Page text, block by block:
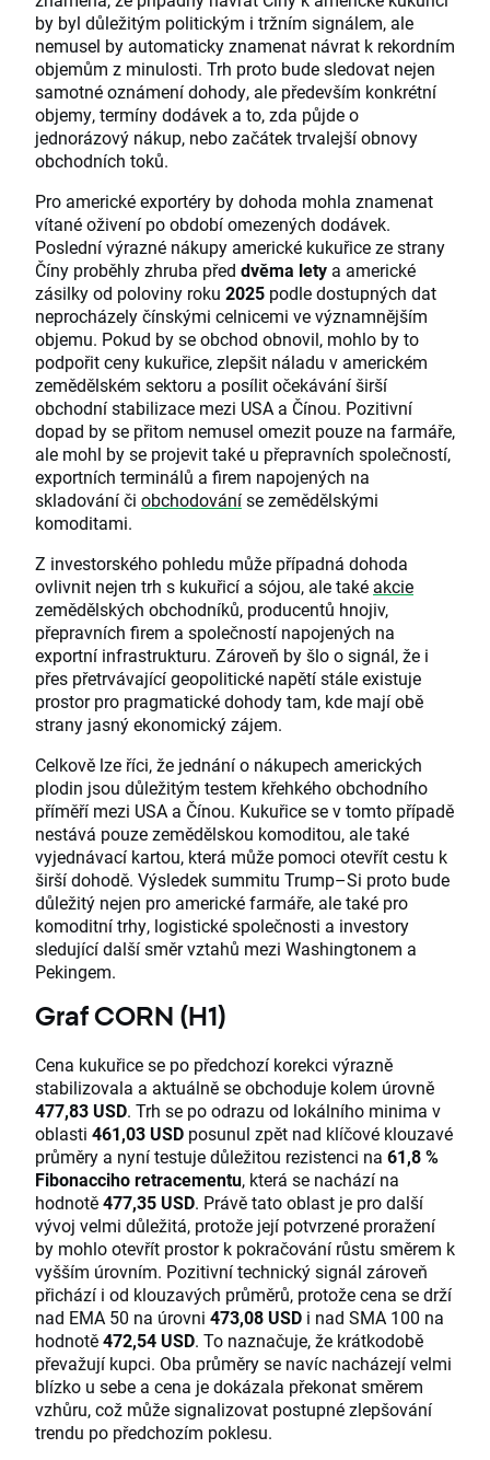
by byl důležitým politickým i tržním signálem, ale
nemusel by automaticky znamenat návrat k rekordním
objemům z minulosti. Trh proto bude sledovat nejen
samotné oznámení dohody, ale především konkrétní
objemy, termíny dodávek a to, zda půjde o
jednorázový nákup, nebo začátek trvalejší obnovy
obchodních toků.
Pro americké exportéry by dohoda mohla znamenat
vítané oživení po období omezených dodávek.
Poslední výrazné nákupy americké kukuřice ze strany
Číny proběhly zhruba před dvěma lety a americké
zásilky od poloviny roku 2025 podle dostupných dat
neprocházely čínskými celnicemi ve významnějším
objemu. Pokud by se obchod obnovil, mohlo by to
podpořit ceny kukuřice, zlepšit náladu v americkém
zemědělském sektoru a posílit očekávání širší
obchodní stabilizace mezi USA a Čínou. Pozitivní
dopad by se přitom nemusel omezit pouze na farmáře,
ale mohl by se projevit také u přepravních společností,
exportních terminálů a firem napojených na
skladování či obchodováníse zemědělskými
komoditami.
Z investorského pohledu může případná dohoda
ovlivnit nejen trh s kukuřicí a sójou, ale také akcie
zemědělských obchodníků, producentů hnojiv,
přepravních firem a společností napojených na
exportní infrastrukturu. Zároveň by šlo o signál, že i
přes přetrvávající geopolitické napětí stále existuje
prostor pro pragmatické dohody tam, kde mají obě
strany jasný ekonomický zájem.
Celkově lze říci, že jednání o nákupech amerických
plodin jsou důležitým testem křehkého obchodního
příměří mezi USA a Čínou. Kukuřice se v tomto případě
nestává pouze zemědělskou komoditou, ale také
vyjednávací kartou, která může pomoci otevřít cestu k
širší dohodě. Výsledek summitu Trump–Si proto bude
důležitý nejen pro americké farmáře, ale také pro
komoditní trhy, logistické společnosti a investory
sledující další směr vztahů mezi Washingtonem a
Pekingem.
Graf CORN (H1)
Cena kukuřice se po předchozí korekci výrazně
stabilizovala a aktuálně se obchoduje kolem úrovně
477,83 USD. Trh se po odrazu od lokálního minima v
oblasti 461,03 USD posunul zpět nad klíčové klouzavé
průměry a nyní testuje důležitou rezistenci na 61,8 %
Fibonacciho retracementu, která se nachází na
hodnotě477,35 USD. Právě tato oblast je pro další
vývoj velmi důležitá, protože její potvrzené proražení
by mohlo otevřít prostor k pokračování růstu směrem k
vyšším úrovním. Pozitivní technický signál zároveň
přichází i od klouzavých průměrů, protože cena se drží
nad EMA 50 na úrovni 473,08 USD i nad SMA 100 na
hodnotě472,54 USD. To naznačuje, že krátkodobě
převažují kupci. Oba průměry se navíc nacházejí velmi
blízko u sebe a cena je dokázala překonat směrem
vzhůru, což může signalizovat postupné zlepšování
trendu po předchozím poklesu.